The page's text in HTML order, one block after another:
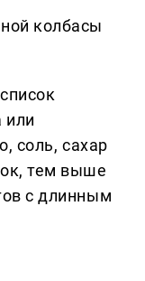
колбасы
или
соль, сахар
тем выше
с длинным